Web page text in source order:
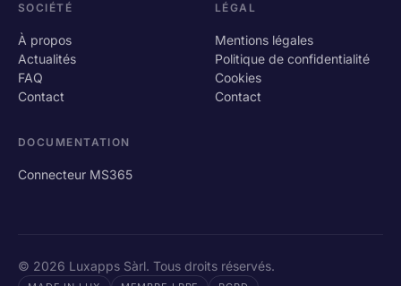
SOCIÉTÉ
À propos
Actualités
FAQ
Contact
LÉGAL
Mentions légales
Politique de confidentialité
Cookies
Contact
DOCUMENTATION
Connecteur MS365
© 2026 Luxapps Sàrl. Tous droits réservés.